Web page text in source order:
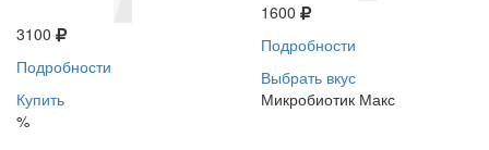
3100
Подробности
Купить
%
1600
Подробности
Выбрать вкус
Микробиотик Макс